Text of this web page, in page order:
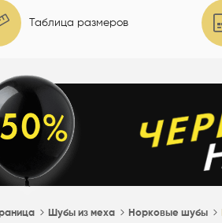
Таблица размеров
Шубы из меха Норковые шубы